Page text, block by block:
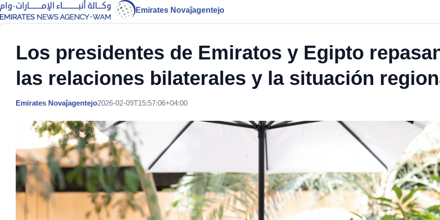
Emirates Novaĵagentejo
Los presidentes de Emiratos y Egipto
las relaciones bilaterales y la situación
Emirates Novaĵagentejo2026-02-09T15:57:06+04:00